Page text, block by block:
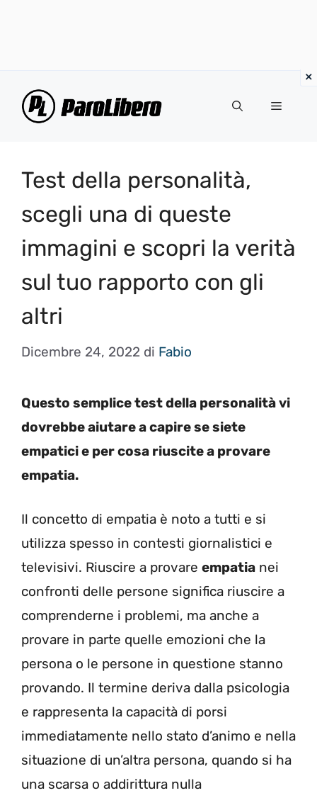
Menu
Test della personalità,
scegli una di queste
immagini e scopri la verità
sul tuo rapporto con gli
altri
Dicembre 24, 2022 di Fabio
Questo semplice test della personalità vi
dovrebbe aiutare a capire se siete
empatici e per cosa riuscite a provare
empatia.
Il concetto di empatia è noto a tutti e si
utilizza spesso in contesti giornalistici e
televisivi. Riuscire a provare empatia nei
confronti delle persone significa riuscire a
comprenderne i problemi, ma anche a
provare in parte quelle emozioni che la
persona o le persone in questione stanno
provando. Il termine deriva dalla psicologia
e rappresenta la capacità di porsi
immediatamente nello stato d’animo e nella
situazione di un’altra persona, quando si ha
una scarsa o addirittura nulla